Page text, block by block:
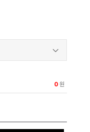
0 원